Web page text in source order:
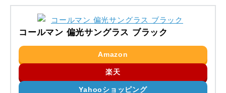
コールマン 偏光サングラス ブラック
Amazon
楽天
Yahooショッピング